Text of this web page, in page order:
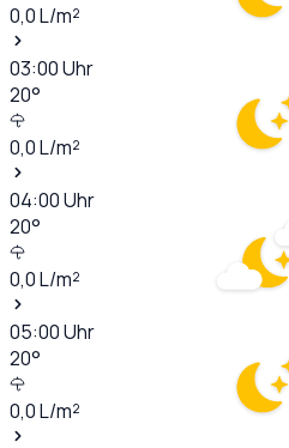
0,0L/m²
03:00Uhr
20°
0,0L/m²
04:00Uhr
20°
0,0L/m²
05:00Uhr
20°
0,0L/m²